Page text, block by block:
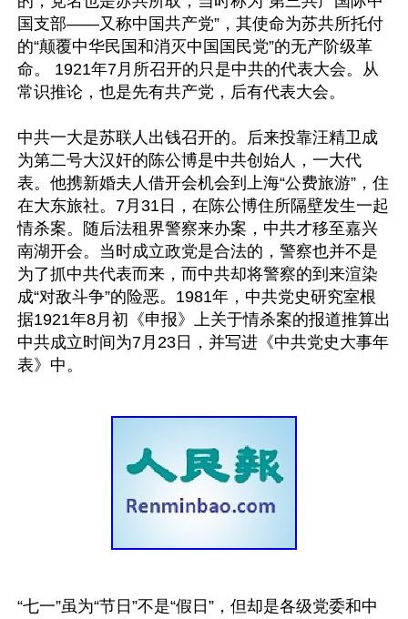
国支部——又称中国共产党”，其使命为苏共所托付
的“颠覆中华民国和消灭中国国民党”的无产阶级革
命。 1921年7月所召开的只是中共的代表大会。从
常识推论，也是先有共产党，后有代表大会。
中共一大是苏联人出钱召开的。后来投靠汪精卫成
为第二号大汉奸的陈公博是中共创始人，一大代
表。他携新婚夫人借开会机会到上海“公费旅游”，住
在大东旅社。7月31日，在陈公博住所隔壁发生一起
情杀案。随后法租界警察来办案，中共才移至嘉兴
南湖开会。当时成立政党是合法的，警察也并不是
为了抓中共代表而来，而中共却将警察的到来渲染
成“对敌斗争”的险恶。1981年，中共党史研究室根
据1921年8月初《申报》上关于情杀案的报道推算出
中共成立时间为7月23日，并写进《中共党史大事年
“七一”虽为“节日”不是“假日”，但却是各级党委和中